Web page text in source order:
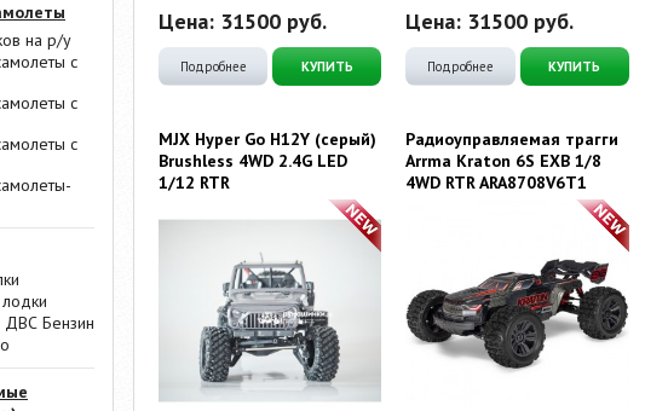
на р/у
с
с
с
ДВС Бензин
Цена: 31500 руб.
Подробнее КУПИТЬ
Цена: 31500 руб.
Подробнее КУПИТЬ
MJX Hyper Go H12Y (серый)
Brushless 4WD 2.4G LED
1/12 RTR
Радиоуправляемая трагги
Arrma Kraton 6S EXB 1/8
4WD RTR ARA8708V6T1